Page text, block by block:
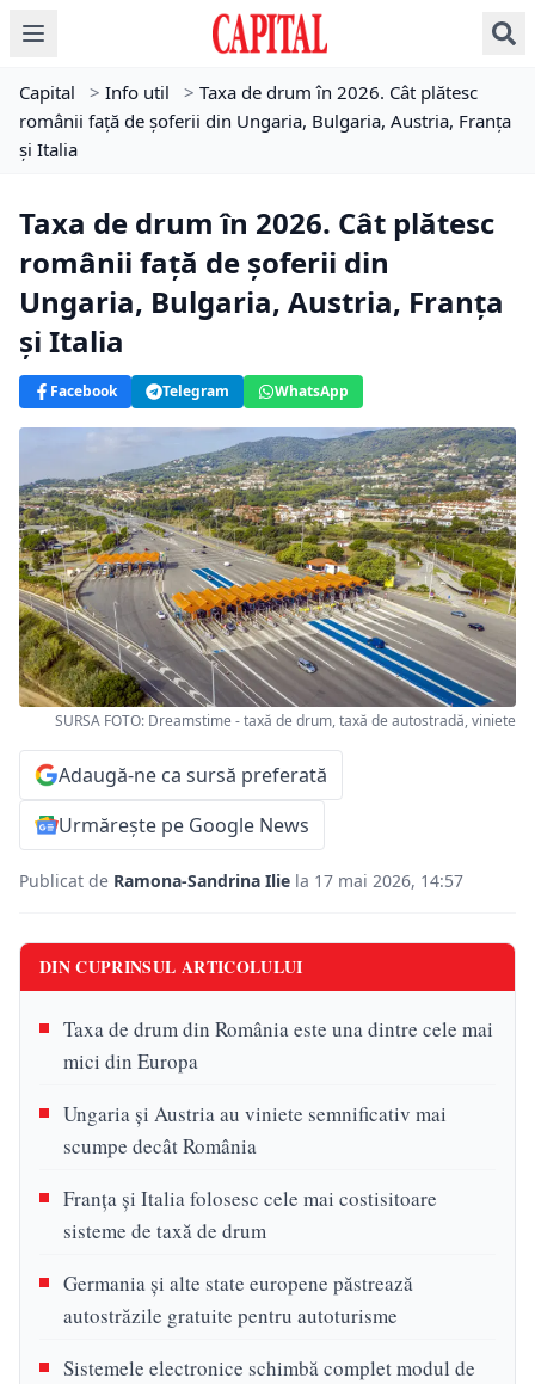
Capital > Info util > Taxa de drum în 2026. Cât plătesc
românii față de șoferii din Ungaria, Bulgaria, Austria, Franța
și Italia
Taxa de drum în 2026. Cât plătesc
românii față de șoferii din
Ungaria, Bulgaria, Austria, Franța
și Italia
Facebook Telegram WhatsApp
SURSA FOTO: Dreamstime - taxă de drum, taxă de autostradă, viniete
Adaugă-ne ca sursă preferată
Urmărește pe Google News
Publicat de Ramona-Sandrina Ilie la 17 mai 2026, 14:57
DIN CUPRINSUL ARTICOLULUI
Taxa de drum din România este una dintre cele mai
mici din Europa
Ungaria și Austria au viniete semnificativ mai
scumpe decât România
Franța și Italia folosesc cele mai costisitoare
sisteme de taxă de drum
Germania și alte state europene păstrează
autostrăzile gratuite pentru autoturisme
Sistemele electronice schimbă complet modul de